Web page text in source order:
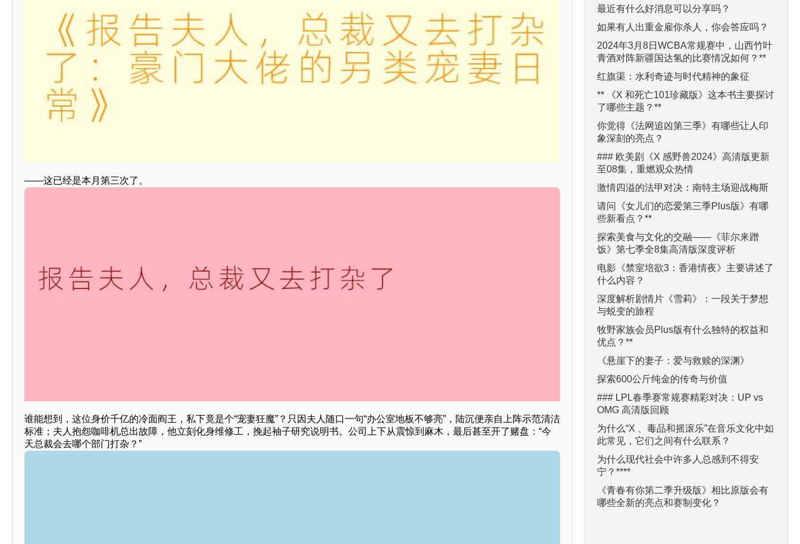
——这已经是本月第三次了。
谁能想到，这位身价千亿的冷面阎王，私下竟是个“宠妻狂魔”？只因夫人随口一句“办公室地板不够亮”，陆沉便亲自上阵示范清洁
标准；夫人抱怨咖啡机总出故障，他立刻化身维修工，挽起袖子研究说明书。公司上下从震惊到麻木，最后甚至开了赌盘：“今
天总裁会去哪个部门打杂？”
最近有什么好消息可以分享吗？
如果有人出重金雇你杀人，你会答应吗？
2024年3月8日WCBA常规赛中，山西竹叶
青酒对阵新疆国达氢的比赛情况如何？**
红旗渠：水利奇迹与时代精神的象征
** 《X 和死亡101珍藏版》这本书主要探讨
了哪些主题？**
你觉得《法网追凶第三季》有哪些让人印
象深刻的亮点？
### 欧美剧《X 感野兽2024》高清版更新
至08集，重燃观众热情
激情四溢的法甲对决：南特主场迎战梅斯
请问《女儿们的恋爱第三季Plus版》有哪
些新看点？**
探索美食与文化的交融——《菲尔来蹭
饭》第七季全8集高清版深度评析
电影《禁室培欲3：香港情夜》主要讲述了
什么内容？
深度解析剧情片《雪莉》：一段关于梦想
与蜕变的旅程
牧野家族会员Plus版有什么独特的权益和
优点？**
《悬崖下的妻子：爱与救赎的深渊》
探索600公斤纯金的传奇与价值
### LPL春季赛常规赛精彩对决：UP vs
OMG 高清版回顾
为什么“X 、毒品和摇滚乐”在音乐文化中如
此常见，它们之间有什么联系？
为什么现代社会中许多人总感到不得安
宁？****
《青春有你第二季升级版》相比原版会有
哪些全新的亮点和赛制变化？